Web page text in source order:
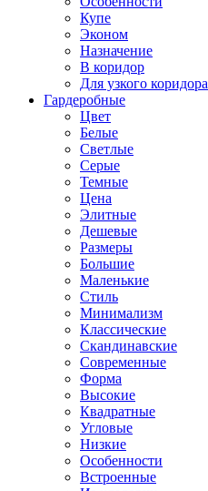
Купе
Эконом
Назначение
В коридор
Для узкого коридора
Гардеробные
Цвет
Белые
Светлые
Серые
Темные
Цена
Элитные
Дешевые
Размеры
Большие
Маленькие
Стиль
Минимализм
Классические
Скандинавские
Современные
Форма
Высокие
Квадратные
Угловые
Низкие
Особенности
Встроенные